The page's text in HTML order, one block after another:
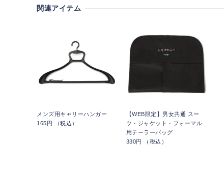
関連アイテム
メンズ用キャリーハンガー
165円 （税込）
【WEB限定】男女共通 スー
ツ・ジャケット・フォーマル
用テーラーバッグ
330円 （税込）